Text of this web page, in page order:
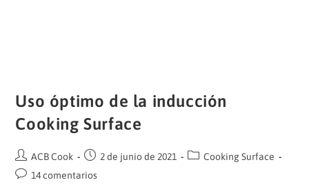
Uso óptimo de la inducción
Cooking Surface
Autor
de
ACB Cook
Publicación
de
2 de junio de 2021
Categoría
Cooking Surface
Comentarios
14 comentarios